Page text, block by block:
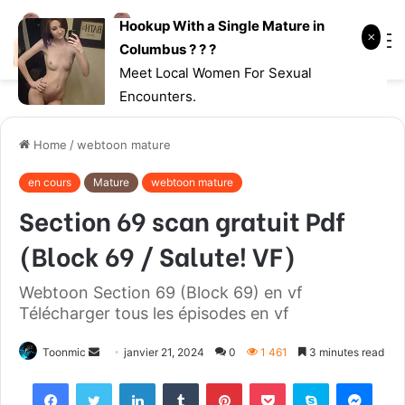
Home /webtoon mature
en cours Mature webtoon mature
Section 69 scan gratuit Pdf
(Block 69 / Salute! VF)
Webtoon Section 69 (Block 69) en vf
Télécharger tous les épisodes en vf
Toonmic janvier 21, 2024 0 1 461 3 minutes read
Hookup With a Single Mature in
Columbus ? ? ?
Meet Local Women For Sexual
Encounters.